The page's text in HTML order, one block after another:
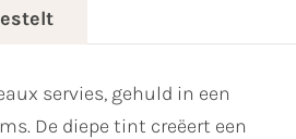
servies, gehuld in een
De diepe tint creëert een